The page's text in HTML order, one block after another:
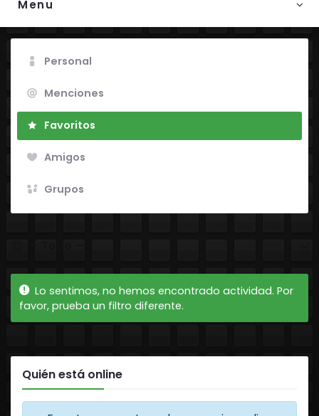
Menu
Personal
Menciones
Favoritos
Amigos
Grupos
Lo sentimos, no hemos encontrado actividad. Por
favor, prueba un filtro diferente.
Quién está online